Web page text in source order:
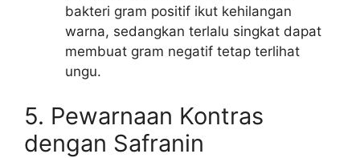
bakteri gram positif ikut kehilangan
warna, sedangkan terlalu singkat dapat
membuat gram negatif tetap terlihat
ungu.
5. Pewarnaan Kontras
dengan Safranin